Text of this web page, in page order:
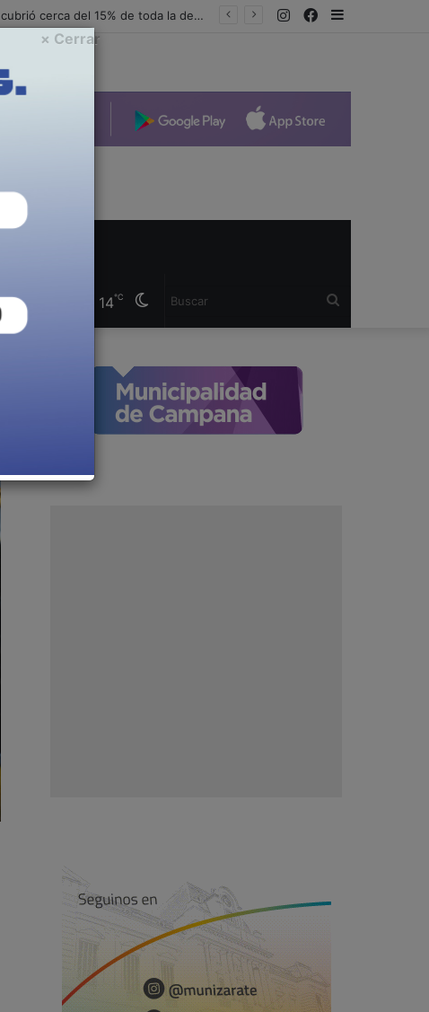
AMIA lanzó la segunda temporada del podcast “Tengo un amigo judío” y anunció un nuevo formato para televisión y YouTube Facebook
Instagram
Cambiar
14℃
× Cerrar